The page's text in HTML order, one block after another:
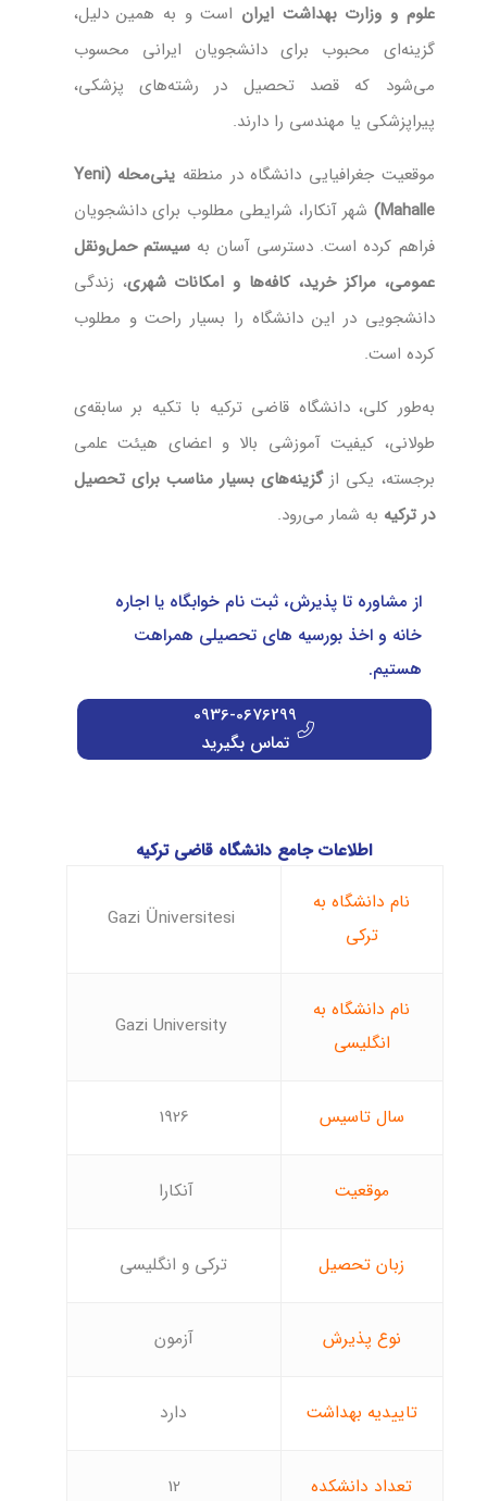
علوم و وزارت بهداشت ایران است و به همین دلیل،
گزینه‌ای محبوب برای دانشجویان ایرانی محسوب
می‌شود که قصد تحصیل در رشته‌های پزشکی،
پیراپزشکی یا مهندسی را دارند.
موقعیت جغرافیایی دانشگاه در منطقه‌
ینی‌محله (Yeni
Mahalle) شهر آنکارا، شرایطی مطلوب برای دانشجویان
فراهم کرده است. دسترسی آسان بهسیستم حمل‌ونقل
عمومی، مراکز خرید، کافه‌ها و امکانات شهری، زندگی
دانشجویی در این دانشگاه را بسیار راحت و مطلوب
کرده است.
به‌طور کلی، دانشگاه قاضی ترکیه با تکیه بر سابقه‌ی
طولانی، کیفیت آموزشی بالا و اعضای هیئت علمی
برجسته، یکی ازگزینه‌های بسیار مناسب برای تحصیل
در ترکیه به شمار می‌رود.
از مشاوره تا پذیرش، ثبت نام خوابگاه یا اجاره
خانه و اخذ بورسیه های تحصیلی همراهت
هستیم.
0936-0676299
تماس بگیرید
اطلاعات جامع دانشگاه قاضی ترکیه
نام دانشگاه به
ترکی
نام دانشگاه به
انگلیسی
Gazi University
سال تاسیس 1926
موقعیت آنکارا
زبان تحصیل ترکی و انگلیسی
نوع پذیرش آزمون
تاییدیه بهداشت دارد
تعداد دانشکده 12